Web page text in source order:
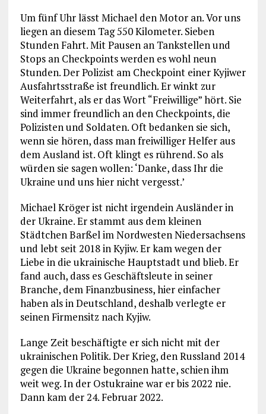
Um fünf Uhr lässt Michael den Motor an. Vor uns
liegen an diesem Tag 550 Kilometer. Sieben
Stunden Fahrt. Mit Pausen an Tankstellen und
Stops an Checkpoints werden es wohl neun
Stunden. Der Polizist am Checkpoint einer Kyjiwer
Ausfahrtsstraße ist freundlich. Er winkt zur
Weiterfahrt, als er das Wort “Freiwillige” hört. Sie
sind immer freundlich an den Checkpoints, die
Polizisten und Soldaten. Oft bedanken sie sich,
wenn sie hören, dass man freiwilliger Helfer aus
dem Ausland ist. Oft klingt es rührend. So als
würden sie sagen wollen: ‘Danke, dass Ihr die
Ukraine und uns hier nicht vergesst.’
Michael Kröger ist nicht irgendein Ausländer in
der Ukraine. Er stammt aus dem kleinen
Städtchen Barßel im Nordwesten Niedersachsens
und lebt seit 2018 in Kyjiw. Er kam wegen der
Liebe in die ukrainische Hauptstadt und blieb. Er
fand auch, dass es Geschäftsleute in seiner
Branche, dem Finanzbusiness, hier einfacher
haben als in Deutschland, deshalb verlegte er
seinen Firmensitz nach Kyjiw.
Lange Zeit beschäftigte er sich nicht mit der
ukrainischen Politik. Der Krieg, den Russland 2014
gegen die Ukraine begonnen hatte, schien ihm
weit weg. In der Ostukraine war er bis 2022 nie.
Dann kam der 24. Februar 2022.